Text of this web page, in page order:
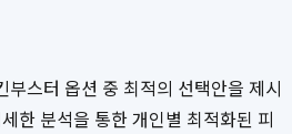
스터 옵션 중 최적의 선택안을 제시
한 분석을 통한 개인별 최적화된 피